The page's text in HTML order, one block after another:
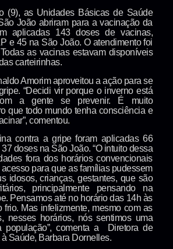
(9), as Unidades Básicas de Saúde
João abriram para a vacinação da
aplicadas 143 doses de vacinas,
e 45 na São João. O atendimento foi
as vacinas estavam disponíveis
carteirinhas.
Amorim aproveitou a ação para se
“Decidi vir porque o inverno está
a gente se prevenir. É muito
que todo mundo tenha consciência e
comentou.
contra a gripe foram aplicadas 66
doses na São João. “O intuito dessa
fora dos horários convencionais
para que as famílias pudessem
idosos, crianças, gestantes, que são
principalmente pensando na
Pensamos até no horário das 14h às
frio. Mas infelizmente, mesmo com as
nesses horários, nós sentimos uma
população”, comenta a Diretora de
Saúde, Barbara Dornelles.